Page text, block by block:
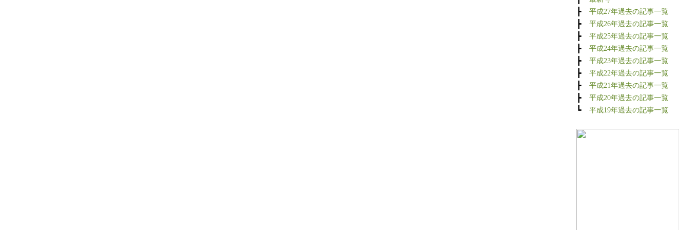
┣ 平成27年過去の記事一覧
┣ 平成26年過去の記事一覧
┣ 平成25年過去の記事一覧
┣ 平成24年過去の記事一覧
┣ 平成23年過去の記事一覧
┣ 平成22年過去の記事一覧
┣ 平成21年過去の記事一覧
┣ 平成20年過去の記事一覧
┗ 平成19年過去の記事一覧